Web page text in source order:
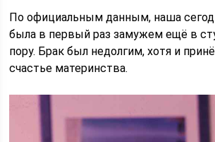
По официальным данным, наша
была в первый раз замужем ещё в
пору. Брак был недолгим, хотя и
счастье материнства.